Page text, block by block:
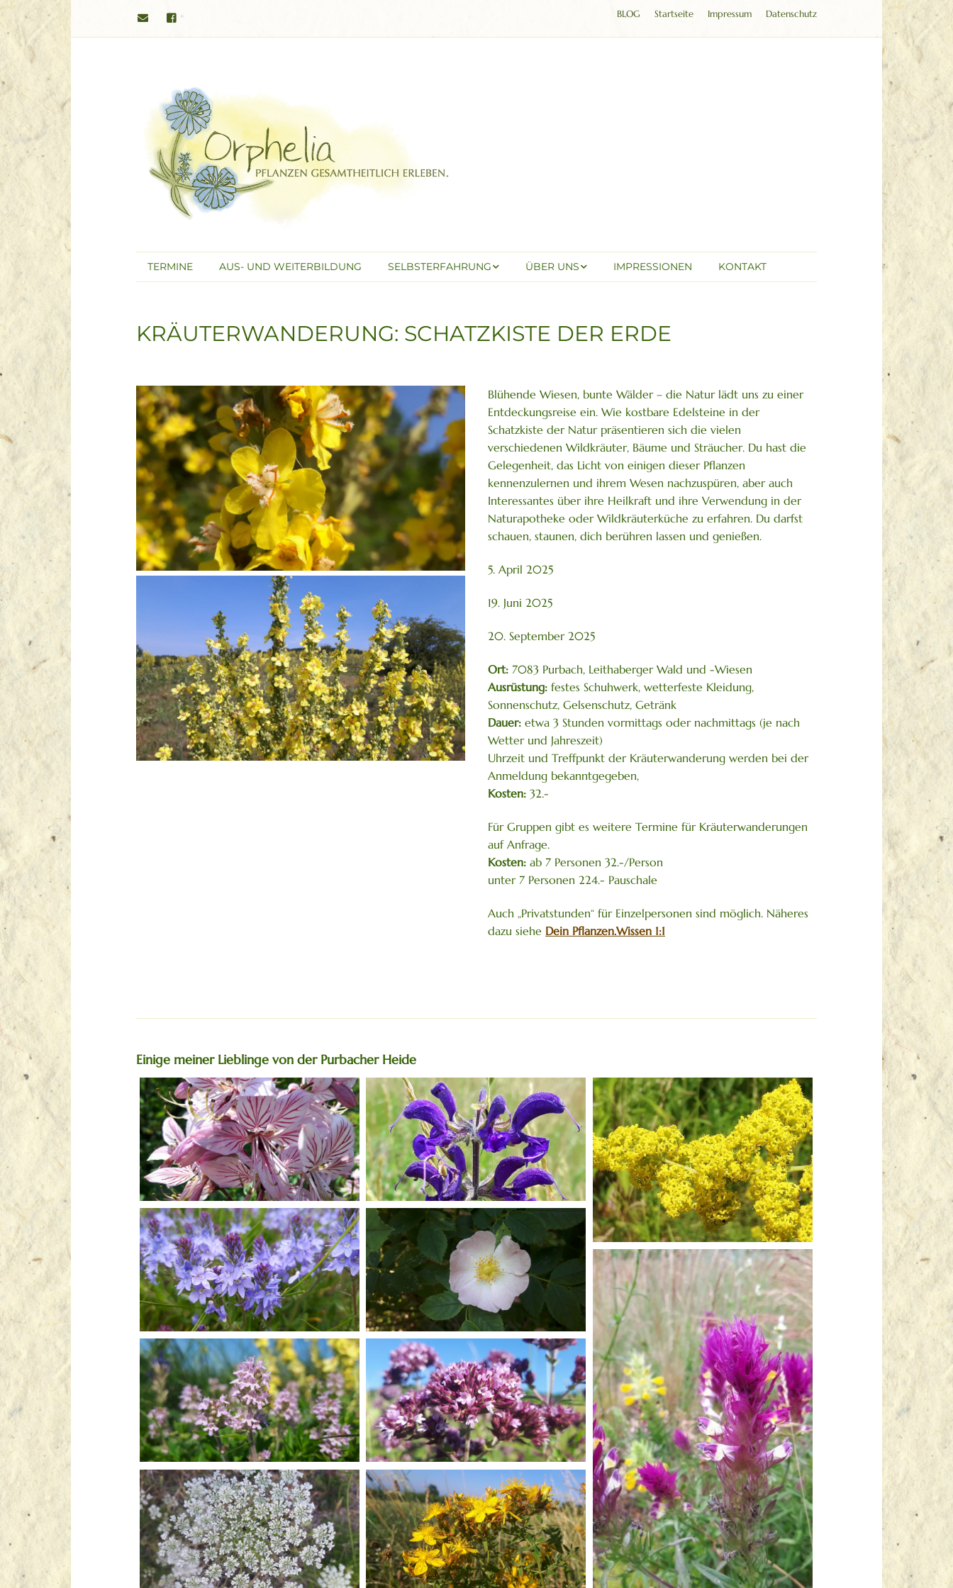
BLOG Startseite Impressum Datenschutz
TERMINE AUS- UND WEITERBILDUNG SELBSTERFAHRUNG
in der Kleingruppe
ÜBER UNS
Über die Pflanzen
IMPRESSIONEN KONTAKT
KRÄUTERWANDERUNG: SCHATZKISTE DER ERDE
Blühende Wiesen, bunte Wälder – die Natur lädt uns zu einer
Entdeckungsreise ein. Wie kostbare Edelsteine in der
Schatzkiste der Natur präsentieren sich die vielen
verschiedenen Wildkräuter, Bäume und Sträucher. Du hast die
Gelegenheit, das Licht von einigen dieser Pflanzen
kennenzulernen und ihrem Wesen nachzuspüren, aber auch
Interessantes über ihre Heilkraft und ihre Verwendung in der
Naturapotheke oder Wildkräuterküche zu erfahren. Du darfst
schauen, staunen, dich berühren lassen und genießen.
5. April 2025
19. Juni 2025
20. September 2025
Ort: 7083 Purbach, Leithaberger Wald und -Wiesen
Ausrüstung: festes Schuhwerk, wetterfeste Kleidung,
Sonnenschutz, Gelsenschutz, Getränk
Dauer: etwa 3 Stunden vormittags oder nachmittags (je nach
Wetter und Jahreszeit)
Uhrzeit und Treffpunkt der Kräuterwanderung werden bei der
Anmeldung bekanntgegeben,
Kosten: 32.-
Für Gruppen gibt es weitere Termine für Kräuterwanderungen
auf Anfrage.
Kosten: ab 7 Personen 32.-/Person
unter 7 Personen 224.- Pauschale
Auch „Privatstunden“ für Einzelpersonen sind möglich. Näheres
dazu siehe Dein Pflanzen.Wissen 1:1
Einige meiner Lieblinge von der Purbacher Heide